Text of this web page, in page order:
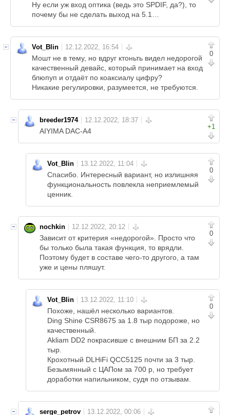
Ну если уж вход оптика (ведь это SPDIF, да?), то
почему бы не сделать выход на 5.1…
0
Vot_Blin
Мошт не в тему, но вдруг ктоньть видел недорогой
качественный девайс, который принимает на вход
блюпуп и отдаёт по коаксиалу цифру?
Никакие регулировки, разумеется, не требуются.
+1
breeder1974
AIYIMA DAC-A4
0
Vot_Blin
Спасибо. Интересный вариант, но излишняя
функциональность повлекла неприемлемый
ценник.
0
nochkin
Зависит от критерия «недорогой». Просто что
бы только была такая функция, то врядли.
Поэтому будет в составе чего-то другого, а там
уже и цены пляшут.
0
Vot_Blin
Похоже, нашёл несколько вариантов.
Ding Shine CSR8675 за 1.8 тыр подороже, но
качественный.
Akliam DD2 покрасивше с внешним БП за 2.2
тыр.
Крохотный DLHiFi QCC5125 почти за 3 тыр.
Безымянный с ЦАПом за 700 р, но требует
доработки напильником, судя по отзывам.
serge_petrov